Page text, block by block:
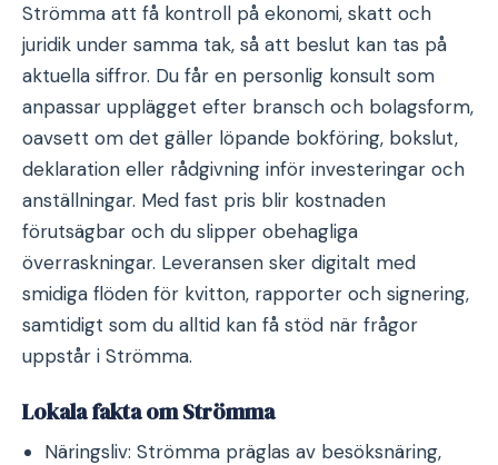
Strömma att få kontroll på ekonomi, skatt och
juridik under samma tak, så att beslut kan tas på
aktuella siffror. Du får en personlig konsult som
anpassar upplägget efter bransch och bolagsform,
oavsett om det gäller löpande bokföring, bokslut,
deklaration eller rådgivning inför investeringar och
anställningar. Med fast pris blir kostnaden
förutsägbar och du slipper obehagliga
överraskningar. Leveransen sker digitalt med
smidiga flöden för kvitton, rapporter och signering,
samtidigt som du alltid kan få stöd när frågor
uppstår i Strömma.
Lokala fakta om Strömma
Näringsliv: Strömma präglas av besöksnäring,